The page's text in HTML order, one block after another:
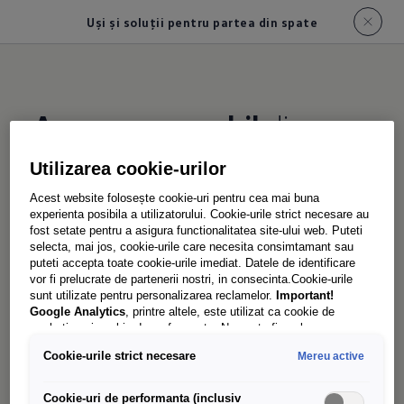
Uși și soluții pentru partea din spate
Acces convenabildin
toate părțile
Încărcarea paleților europeni lateral cu un
motostivuitor în noul Transporter? Datorită
deschiderii extra-late a ușii glisante de pe partea
pasagerului – opțional și electric – acest lucru
este acum și mai simplu. A doua ușă glisantă de
pe partea șoferului oferă flexibilitate
ajutoarele electrice opționale pentru închidere
Utilizarea cookie-urilor
Acest website folosește cookie-uri pentru cea mai buna
experienta posibila a utilizatorului. Cookie-urile strict necesare au
fost setate pentru a asigura functionalitatea site-ului web. Puteti
selecta, mai jos, cookie-urile care necesita consimtamant sau
puteti accepta toate cookie-urile imediat. Datele de identificare
vor fi prelucrate de partenerii nostri, in consecinta.Cookie-urile
sunt utilizate pentru personalizarea reclamelor.
Important!
Google Analytics, printre altele, este utilizat ca cookie de
marketing și cookie de performanta. Nu poate fi exclus ca
Aceasta tara are un nivel mai scazut de protectie a datelor decat
de securitate din SUA sa obtina acces la date datorita legislatiei
Cookie-urile strict necesare Mereu active
Cookie-uri de performanta (inclusiv